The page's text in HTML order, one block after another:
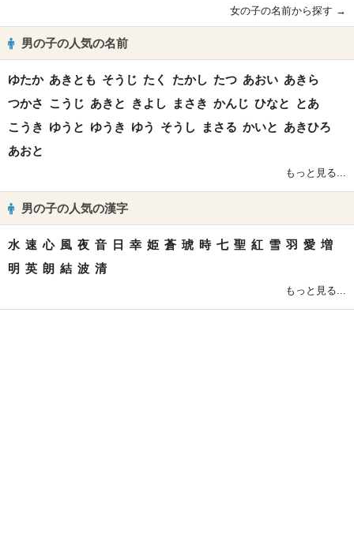
女の子の名前から探す →
男の子の人気の名前
ゆたか あきとも そうじ たく たかし たつ あおい あきら
つかさ こうじ あきと きよし まさき かんじ ひなと
とあ
こうき ゆうと ゆうき ゆう そうし まさる かいと あきひろ
あおと
もっと見る...
男の子の人気の漢字
水 速 心 風 夜 音 日 幸 姫 蒼 琥 時 七 聖 紅 雪 羽 愛 増
明 英 朗 結 波 清
もっと見る...